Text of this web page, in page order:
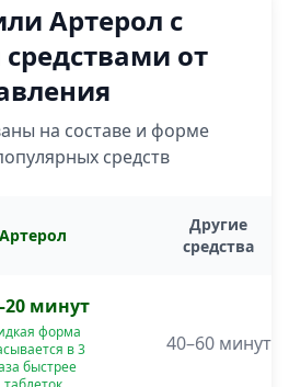
Артерол с
от
на составе и форме
средств
Артерол
Другие
средства
минут
форма
в 3
быстрее
40–60 минут